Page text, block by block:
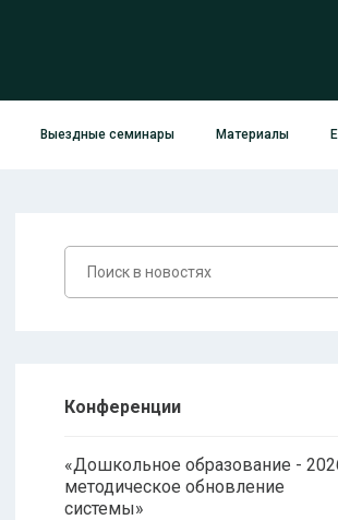
Выездные семинары Материалы
Конференции
«Дошкольное образование -
методическое обновление
системы»